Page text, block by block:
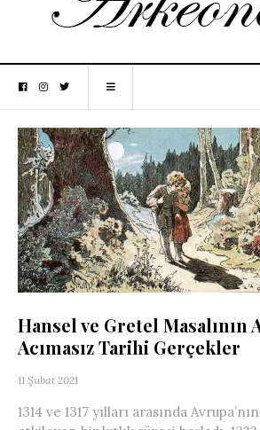
Hansel ve Gretel Masalının
Acımasız Tarihi Gerçekler
11 Şubat 2021
1314 ve 1317 yılları arasında